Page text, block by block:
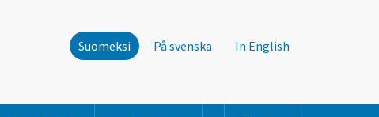
Suomeksi På svenska In English